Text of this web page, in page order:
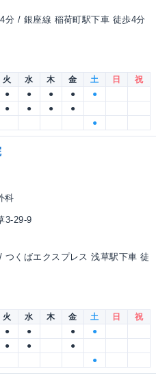
分 / 銀座線 稲荷町駅下車 徒歩4分
火 水 木 金 土 日
祝
● ● ● ●
●
● ● ●
●
●
科
3-29-9
つくばエクスプレス 浅草駅下車 徒
火 水 木 金 土 日
祝
● ● ●
●
● ●
●
●